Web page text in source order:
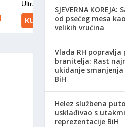
SJEVERNA
od psećeg mesa
velikih vrućina
Vlada RH popravlja
branitelja: Rast
ukidanje
BiH
Helez službena
usklađivao s
reprezentacije BiH